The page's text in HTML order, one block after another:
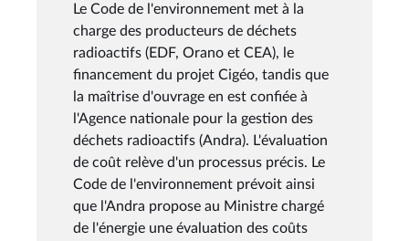
Le Code de l'environnement met à la
charge des producteurs de déchets
radioactifs (EDF, Orano et CEA), le
financement du projet Cigéo, tandis que
la maîtrise d'ouvrage en est confiée à
l'Agence nationale pour la gestion des
déchets radioactifs (Andra). L'évaluation
de coût relève d'un processus précis. Le
Code de l'environnement prévoit ainsi
que l'Andra propose au Ministre chargé
de l'énergie une évaluation des coûts